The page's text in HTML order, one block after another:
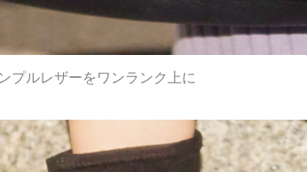
プルレザーをワンランク上に